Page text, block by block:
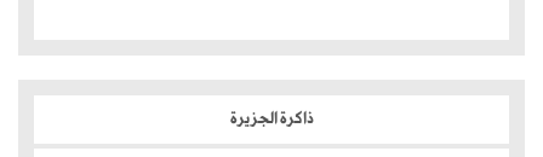
ذاكرة الجزيرة